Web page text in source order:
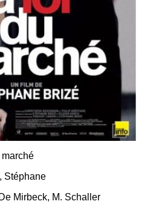
Stéphane
Mirbeck, M. Schaller